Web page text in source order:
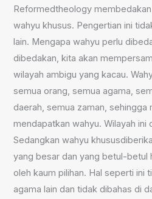
Reformedtheology
wahyu khusus. Pengertian ini
lain. Mengapa wahyu perlu
dibedakan, kita akan
wilayah ambigu yang kacau.
semua orang, semua agama,
daerah, semua zaman, sehingga
mendapatkan wahyu. Wilayah ini
Sedangkan wahyu
yang besar dan yang betul-betul
oleh kaum pilihan. Hal seperti ini
agama lain dan tidak dibahas di